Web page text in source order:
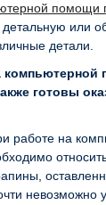
помощи
или
детали.
готовы
работе на
невозможно